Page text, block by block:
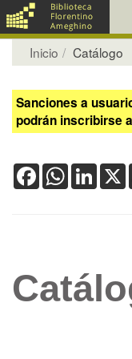
Inicio Catálogo
Sanciones a
podrán inscribirse
FacebookWhatsAppX